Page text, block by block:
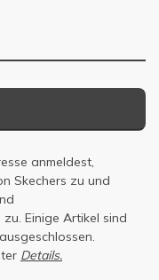
anmeldest,
Skechers zu und
zu. Einige Artikel sind
Details.